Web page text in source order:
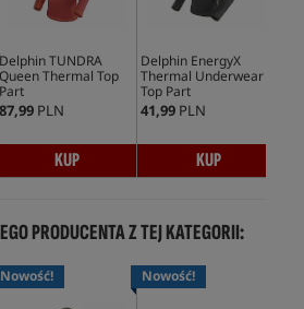
Delphin TUNDRA
Queen Thermal Top
Part
87,99 PLN
KUP
Delphin EnergyX
Thermal Underwear
Top Part
41,99 PLN
KUP
PRODUCENTA Z TEJ KATEGORII:
Nowość! Nowość!